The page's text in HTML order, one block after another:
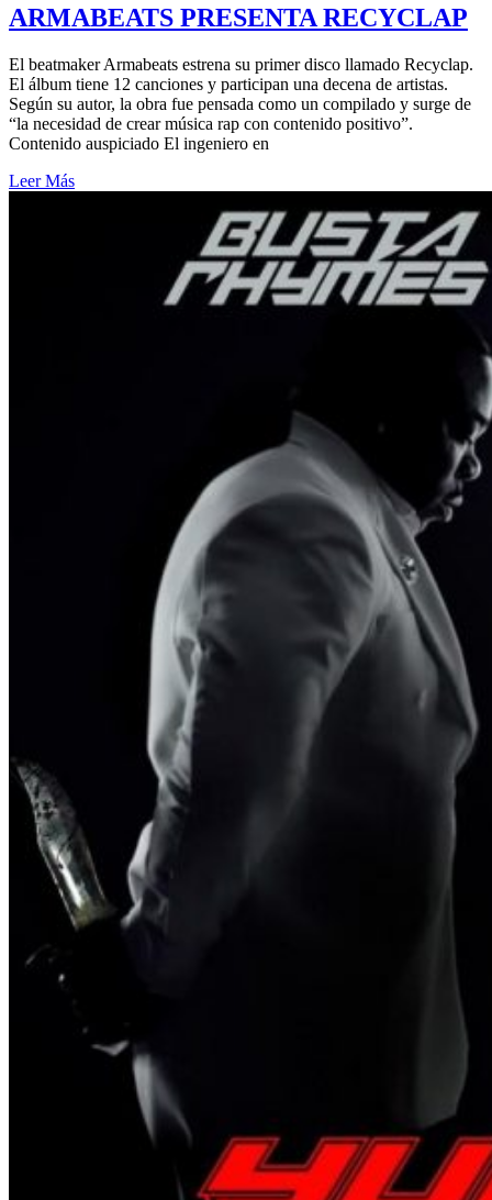
ARMABEATS PRESENTA RECYCLAP
El beatmaker Armabeats estrena su primer disco llamado Recyclap.
El álbum tiene 12 canciones y participan una decena de artistas.
Según su autor, la obra fue pensada como un compilado y surge de
“la necesidad de crear música rap con contenido positivo”.
Contenido auspiciado El ingeniero en
Leer Más